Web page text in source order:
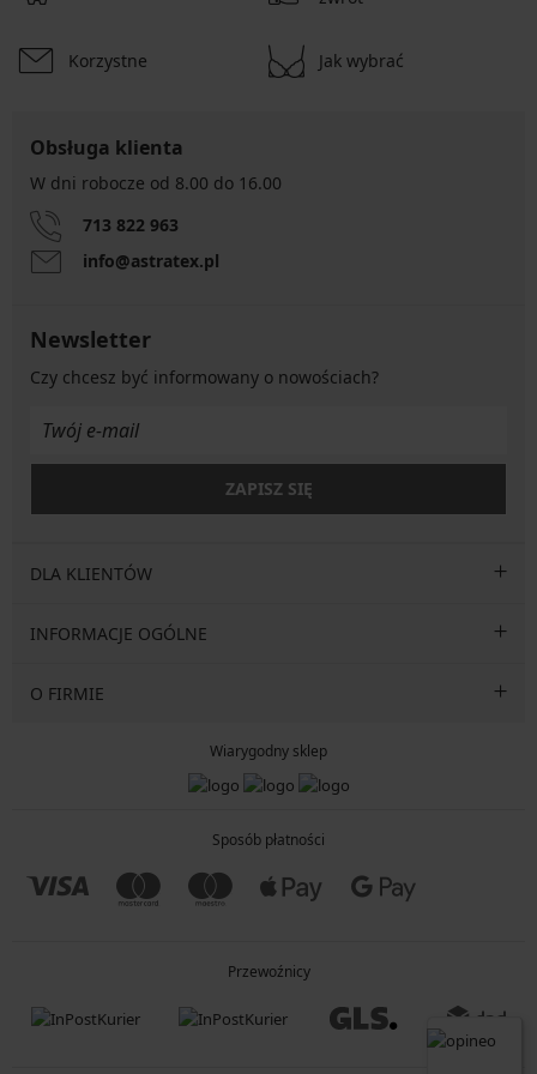
Korzystne Jak wybrać
Obsługa klienta
W dni robocze od 8.00 do 16.00
713 822 963
info@astratex.pl
Newsletter
Czy chcesz być informowany o nowościach?
ZAPISZ SIĘ
DLA KLIENTÓW
INFORMACJE OGÓLNE
O FIRMIE
Wiarygodny sklep
Sposób płatności
Przewoźnicy